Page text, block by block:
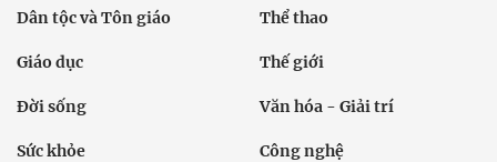
Dân tộc và Tôn giáo Thể thao
Giáo dục Thế giới
Đời sống Văn hóa - Giải trí
Sức khỏe Công nghệ